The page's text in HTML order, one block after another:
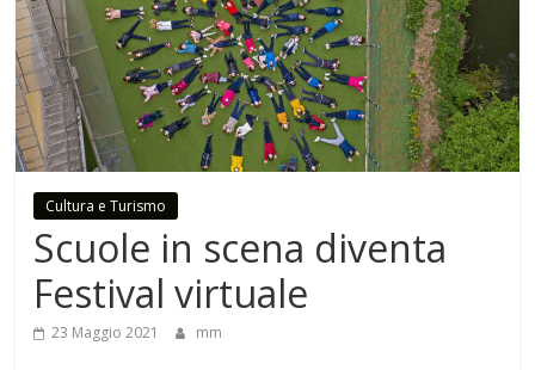
Cultura e Turismo
Scuole in scena diventa
Festival virtuale
23 Maggio 2021 mm